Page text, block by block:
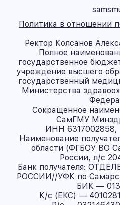
Политика в отношении
Ректор Колсанов
Полное
государственное
учреждение высшего
государственный
Министерства
Сокращенное
СамГМУ
ИНН 6317002858,
Наименование
области (ФГБОУ ВО
России, л/с
Банк получателя:
РОССИИ//УФК по
БИК —
К/с (ЕКС) —